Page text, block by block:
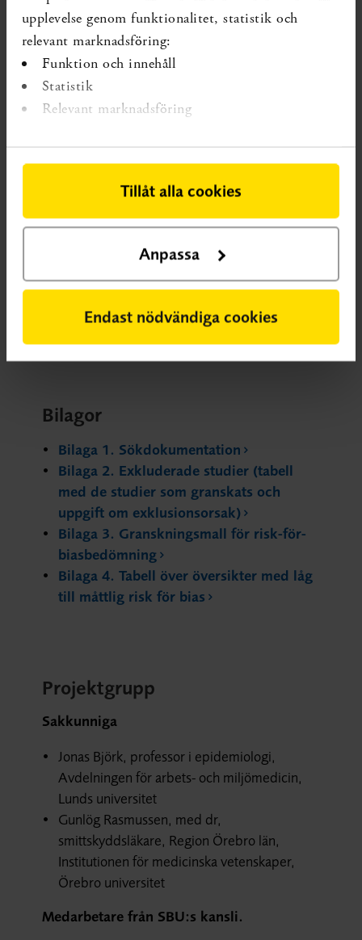
upplevelse genom funktionalitet, statistik och
relevant marknadsföring:
Funktion och innehåll
Statistik
Relevant marknadsföring
Tillåt alla cookies
Anpassa
Endast nödvändiga cookies
Pressmeddelande
SBU har kartlagt forskningen om icke-
I en ny rapport presenterar SBU 132
systematiska översikter i en klickbar karta.
Kartan visar vilken kunskap som finns, men
åtgärder under en pandemi.
Läs pressmeddelandet
Bilagor
Bilaga 1. Sökdokumentation
Bilaga 2. Exkluderade studier (tabell
med de studier som granskats och
uppgift om exklusionsorsak)
Bilaga 3. Granskningsmall för risk-för-
biasbedömning
Bilaga 4. Tabell över översikter med låg
till måttlig risk för bias
Projektgrupp
Sakkunniga
Jonas Björk, professor i epidemiologi,
Avdelningen för arbets- och miljömedicin,
Lunds universitet
Gunlög Rasmussen, med dr,
smittskyddsläkare, Region Örebro län,
Institutionen för medicinska vetenskaper,
Örebro universitet
Medarbetare från SBU:s kansli.